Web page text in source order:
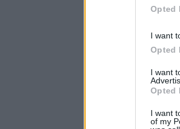
Opted
I want
Opted
I want
Opted
I want
of my